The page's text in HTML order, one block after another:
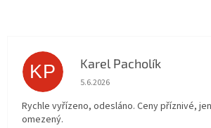
KP Karel Pacholík
Hodnocení obchodu je 4 z 5
5.6.2026
Rychle vyřízeno, odesláno. Ceny příznivé,
omezený.